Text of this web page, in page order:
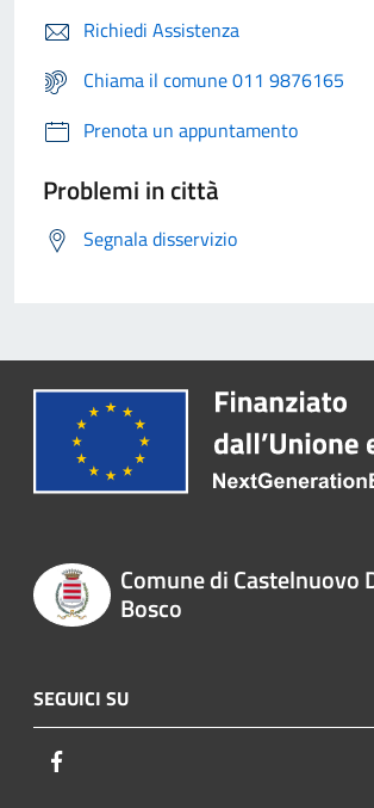
Richiedi Assistenza
Chiama il comune 011 9876165
Prenota un appuntamento
Problemi in città
Segnala disservizio
Comune di Castelnuovo
Bosco
SEGUICI SU